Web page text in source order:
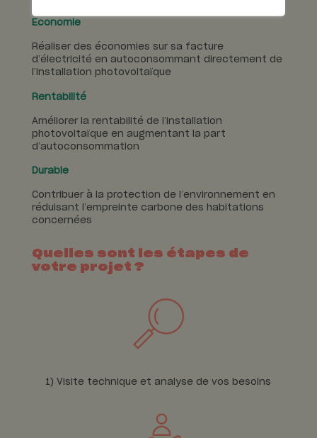
Economie
Réaliser des économies sur sa facture
d’électricité en autoconsommant directement de
l’installation photovoltaïque
Rentabilité
Améliorer la rentabilité de l’installation
photovoltaïque en augmentant la part
d’autoconsommation
Durable
Contribuer à la protection de l’environnement en
réduisant l’empreinte carbone des habitations
concernées
Quelles sont les étapes de
votre projet ?
1) Visite technique et analyse de vos besoins